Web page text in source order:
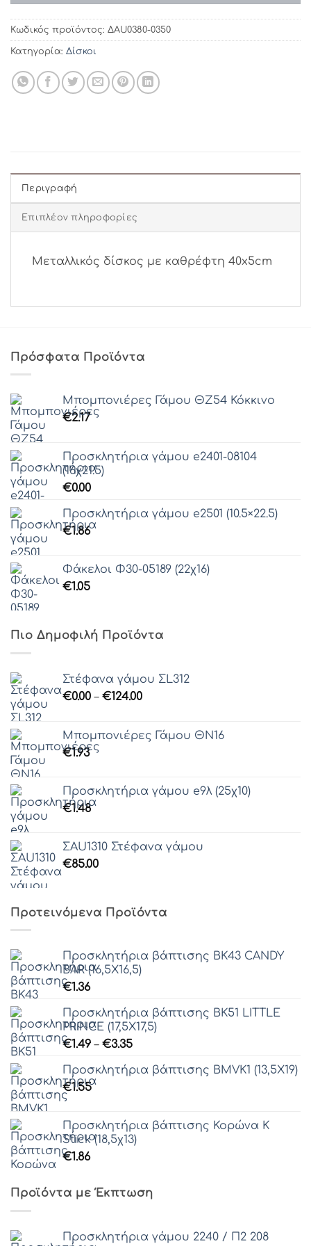
Κωδικός προϊόντος: ΔAU0380-0350
Κατηγορία: Δίσκοι
Περιγραφή
Επιπλέον πληροφορίες
Μεταλλικός δίσκος με καθρέφτη 40x5cm
Πρόσφατα Προϊόντα
Μπομπονιέρες Γάμου ΘZ54 Κόκκινο
€2.17
Προσκλητήρια γάμου e2401-08104
(16χ21.5)
€0.00
Προσκλητήρια γάμου e2501 (10.5×22.5)
€1.86
Φάκελοι Φ30-05189 (22χ16)
€1.05
Πιο Δημοφιλή Προϊόντα
Στέφανα γάμου ΣL312
€0.00 – €124.00Price
through
Μπομπονιέρες Γάμου ΘΝ16
€1.93
Προσκλητήρια γάμου e9λ (25χ10)
€1.48
ΣAU1310 Στέφανα γάμου
€85.00
Προτεινόμενα Προϊόντα
Προσκλητήρια βάπτισης ΒΚ43 CANDY
BAR (16,5Χ16,5)
€1.36
Προσκλητήρια βάπτισης ΒΚ51 LITTLE
PRINCE (17,5Χ17,5)
€1.49 – €3.35Price
€1.49
Προσκλητήρια βάπτισης ΒΜVΚ1 (13,5Χ19)
€1.55
Προσκλητήρια βάπτισης Κορώνα Κ
Stick (18,5χ13)
€1.86
Προϊόντα με Έκπτωση
Προσκλητήρια γάμου 2240 / Π2 208